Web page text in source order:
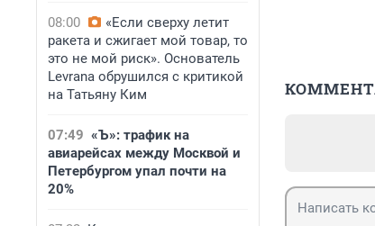
08:00
«Если сверху летит
ракета и сжигает мой товар, то
это не мой риск». Основатель
Levrana обрушился с критикой
на Татьяну Ким
07:49 «Ъ»: трафик на
авиарейсах между Москвой и
Петербургом упал почти на
20%